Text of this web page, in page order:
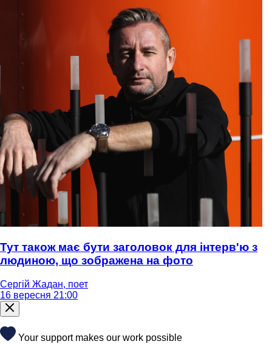
Тут також має бути заголовок для інтерв'ю з
людиною, що зображена на фото
Сергій Жадан, поет
16 вересня 21:00
Your support makes our work possible